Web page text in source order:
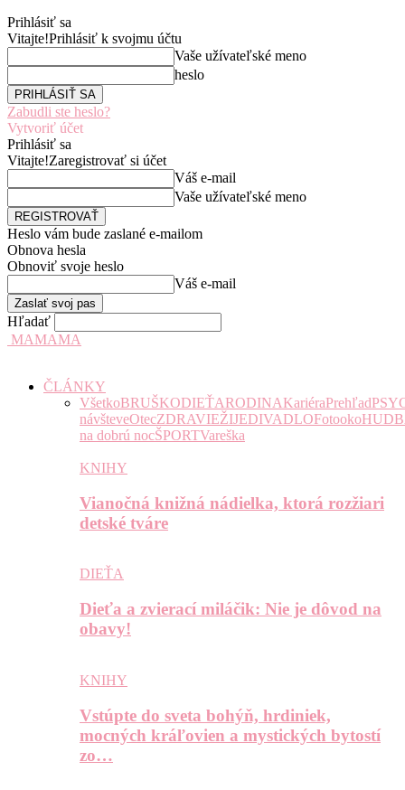
Prihlásiť sa
Vitajte!Prihlásiť k svojmu účtu
Vaše užívateľské meno
heslo
Zabudli ste heslo?
Vytvoriť účet
Prihlásiť sa
Vitajte!Zaregistrovať si účet
Váš e-mail
Vaše užívateľské meno
Heslo vám bude zaslané e-mailom
Obnova hesla
Obnoviť svoje heslo
Váš e-mail
Hľadať
MAMAMA
ČLÁNKY
VšetkoBRUŠKODIEŤARODINAKariéraPrehľad
návšteveOtecZDRAVIEŽIJEDIVADLOFotooko
na dobrú nocŠPORTVareška
KNIHY
Vianočná knižná nádielka, ktorá rozžiari
detské tváre
DIEŤA
Dieťa a zvierací miláčik: Nie je dôvod na
obavy!
KNIHY
Vstúpte do sveta bohýň, hrdiniek,
mocných kráľovien a mystických bytostí
zo…